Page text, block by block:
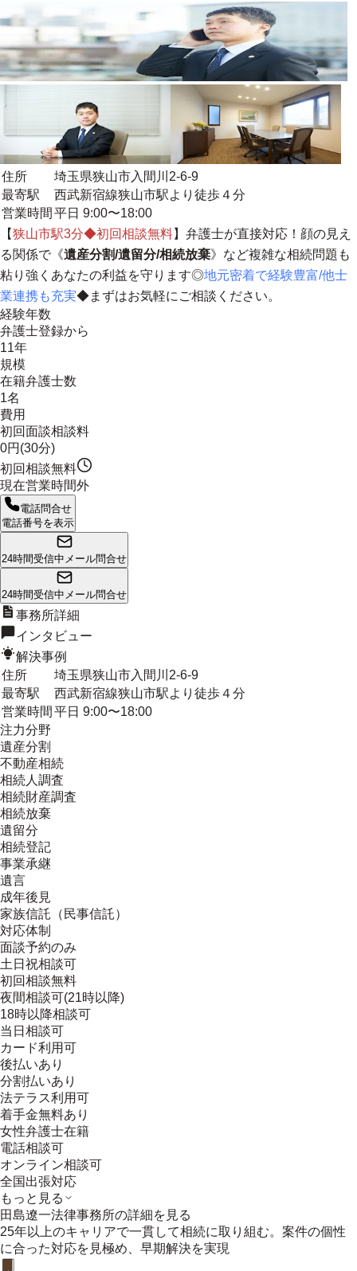
住所
埼玉県狭山市入間川2-6-9
最寄駅
西武新宿線狭山市駅より徒歩４分
営業時間 平日 9:00〜18:00
【狭山市駅3分◆初回相談無料】 弁護士が直接対応！顔の見え
る関係で 《遺産分割/遺留分/相続放棄》など複雑な相続問題も
粘り強くあなたの利益を守ります◎地元密着で経験豊富/他士
業連携も充実◆まずはお気軽にご相談ください。
経験年数
弁護士登録から
11年
規模
在籍弁護士数
1名
費用
初回面談相談料
0円(30分)
初回相談無料
現在営業時間外
電話問合せ
電話番号を表示
24時間受信中 メール問合せ
24時間受信中 メール問合せ
事務所詳細
インタビュー
解決事例
住所
埼玉県狭山市入間川2-6-9
最寄駅
西武新宿線狭山市駅より徒歩４分
営業時間 平日 9:00〜18:00
注力分野
遺産分割
不動産相続
相続人調査
相続財産調査
相続放棄
遺留分
相続登記
事業承継
遺言
成年後見
家族信託（民事信託）
対応体制
面談予約のみ
土日祝相談可
初回相談無料
夜間相談可(21時以降)
18時以降相談可
当日相談可
カード利用可
後払いあり
分割払いあり
法テラス利用可
着手金無料あり
女性弁護士在籍
電話相談可
オンライン相談可
全国出張対応
もっと見る
田島遼一法律事務所の詳細を見る
25年以上のキャリアで一貫して相続に取り組む。案件の個性
に合った対応を見極め、早期解決を実現